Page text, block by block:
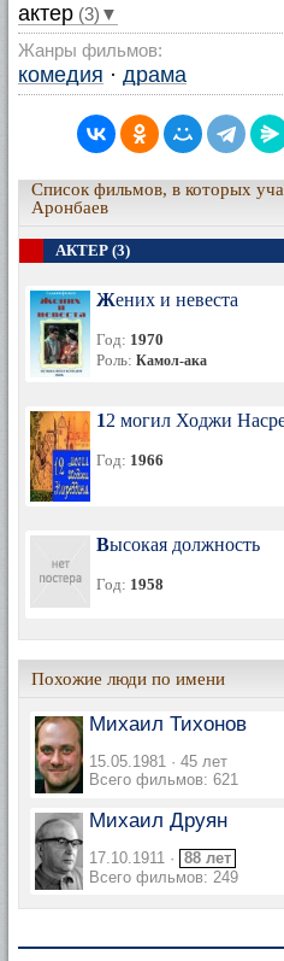
актер (3)▼
Жанры фильмов:
комедия · драма
Список фильмов, в которых
Аронбаев
АКТЕР (3)
Жених и невеста
Год: 1970
Роль: Камол-ака
12 могил Ходжи
Год: 1966
Высокая должность
Год: 1958
Похожие люди по имени
Михаил Тихонов
15.05.1981 · 45 лет
Всего фильмов: 621
Михаил Друян
17.10.1911 · 88 лет
Всего фильмов: 249